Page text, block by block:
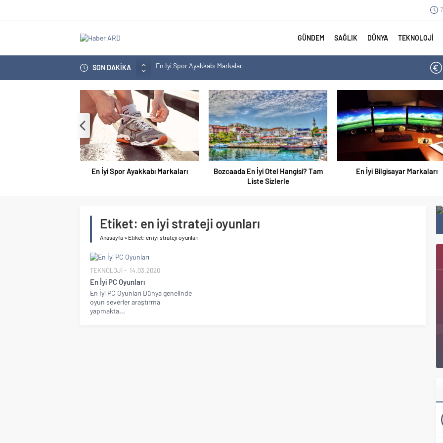
GÜNDEM SAĞLIK DÜNYA TEKNOLOJİ
SON DAKİKA
En İyi Spor Ayakkabı Markaları
En İyi Biotin Hapı Markaları Tam Listesi
En İyi Kargo Firması
En İyi Spor Ayakkabı Markaları
Bozcaada En İyi Otel Hangisi? Tam
Liste Sizlerle
En İyi Bilgisayar Markaları
Etiket: en iyi strateji oyunları
Anasayfa » Etiket: en iyi strateji oyunları
TEKNOLOJİ 14.03.2020
En İyi PC Oyunları
En İyi PC Oyunları Dünya genelinde
oyun severler araştırma
yapmakta...